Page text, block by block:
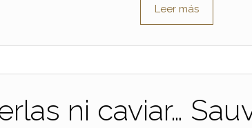
Leer más
ni caviar…